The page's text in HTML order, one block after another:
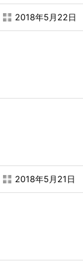
2018年5月22日
2018年5月21日